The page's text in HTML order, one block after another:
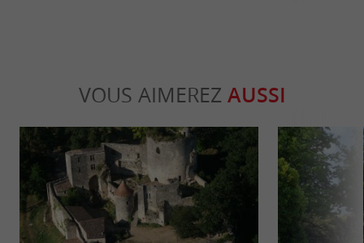
VOUS AIMEREZ AUSSI